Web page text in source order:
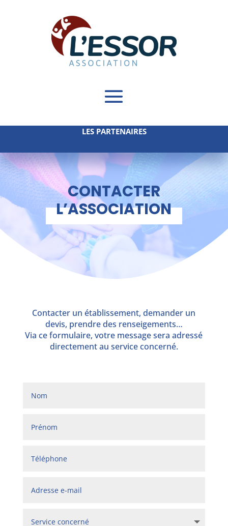
LES PARTENAIRES
CONTACTER
L’ASSOCIATION
Contacter un établissement, demander un
devis, prendre des renseigements…
Via ce formulaire, votre message sera adressé
directement au service concerné.